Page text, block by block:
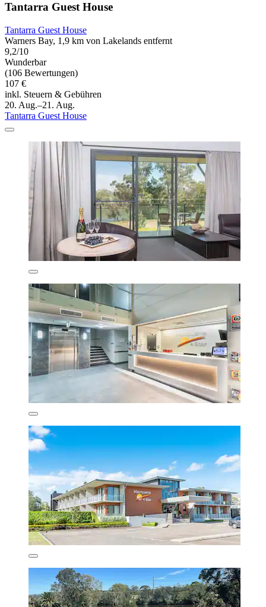
Tantarra Guest House
Tantarra Guest House
Warners Bay, 1,9 km von Lakelands entfernt
9,2/10
Wunderbar
(106 Bewertungen)
107 €
inkl. Steuern & Gebühren
20. Aug.–21. Aug.
Tantarra Guest House